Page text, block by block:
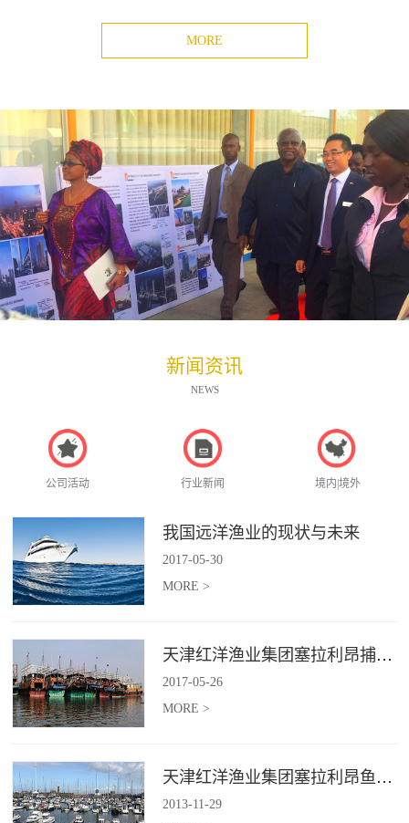
MORE
新闻资讯
NEWS
公司活动 行业新闻 境内|境外
我国远洋渔业的现状与未来
2017-05-30
MORE >
天津红洋渔业集团塞拉利昂捕捞项目
2017-05-26
MORE >
天津红洋渔业集团塞拉利昂鱼粉项目
2013-11-29